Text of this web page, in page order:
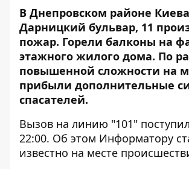
В Днепровском районе
Дарницкий бульвар, 11
пожар. Горели балконы на
этажного жилого дома. По
повышенной сложности на
прибыли дополнительные
спасателей.
Вызов на линию "101"
22:00. Об этом Информатору
известно на месте